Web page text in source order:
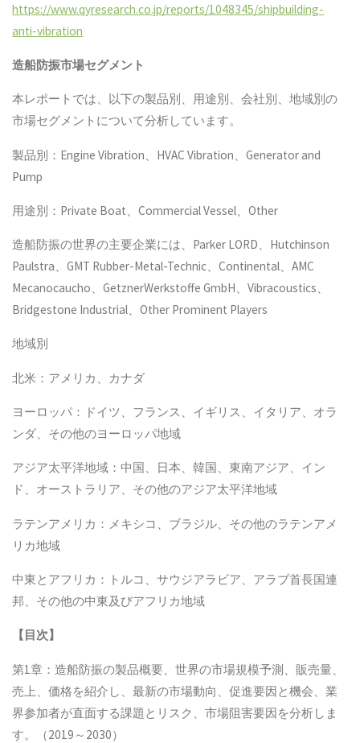
https://www.qyresearch.co.jp/reports/1048345/shipbuilding-
anti-vibration
造船防振市場セグメント
本レポートでは、以下の製品別、用途別、会社別、地域別の
市場セグメントについて分析しています。
製品別：Engine Vibration、HVAC Vibration、Generator and
Pump
用途別：Private Boat、Commercial Vessel、Other
造船防振の世界の主要企業には、Parker LORD、Hutchinson
Paulstra、GMT Rubber-Metal-Technic、Continental、AMC
Mecanocaucho、GetznerWerkstoffe GmbH、Vibracoustics、
Bridgestone Industrial、Other Prominent Players
地域別
北米：アメリカ、カナダ
ヨーロッパ：ドイツ、フランス、イギリス、イタリア、オラ
ンダ、その他のヨーロッパ地域
アジア太平洋地域：中国、日本、韓国、東南アジア、イン
ド、オーストラリア、その他のアジア太平洋地域
ラテンアメリカ：メキシコ、ブラジル、その他のラテンアメ
リカ地域
中東とアフリカ：トルコ、サウジアラビア、アラブ首長国連
邦、その他の中東及びアフリカ地域
【 目次】
第1章：造船防振の製品概要、世界の市場規模予測、販売量、
売上、価格を紹介し、最新の市場動向、促進要因と機会、業
界参加者が直面する課題とリスク、市場阻害要因を分析しま
す。（2019～2030）